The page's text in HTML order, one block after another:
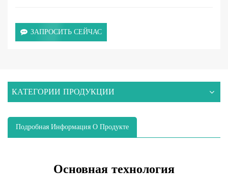
ЗАПРОСИТЬ СЕЙЧАС
КАТЕГОРИИ ПРОДУКЦИИ
Подробная Информация О Продукте
Основная технология